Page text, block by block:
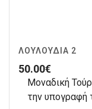
ΛΟΥΛΟΎΔΙΑ 2
50.00€
Μοναδική
την υπογραφή